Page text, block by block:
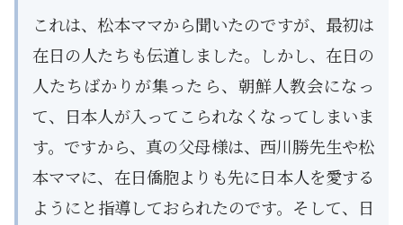
これは、松本ママから聞いたのですが、最初は
在日の人たちも伝道しました。しかし、在日の
人たちばかりが集ったら、朝鮮人教会になっ
て、日本人が入ってこられなくなってしまいま
す。ですから、真の父母様は、西川勝先生や松
本ママに、在日僑胞よりも先に日本人を愛する
ようにと指導しておられたのです。そして、日